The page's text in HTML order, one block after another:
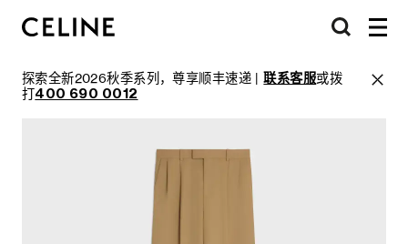
探索全新2026秋季系列，尊享顺丰速递 |联系客服或拨
打400 690 0012